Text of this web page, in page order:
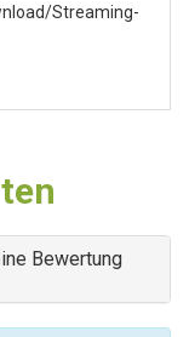
Streaming-
Bewertung